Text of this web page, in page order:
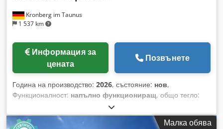
Kronberg im Taunus
1 537 km
Информация за
цената
Позвънете
Година на производство: 2026, състояние: нов,
Функционалност: напълно функциониращ, общо тегло:
900 мм, обща ширина:
обща височина:2 050 мм, входящо напрежение:230 V,
мощност на лазера:
, дължина на вълната на лазера:
Малка обява